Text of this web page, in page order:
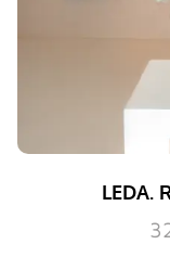
LEDA.